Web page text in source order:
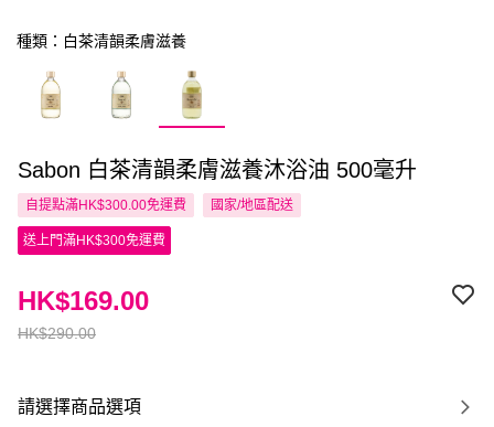
種類：白茶清韻柔膚滋養
Sabon 白茶清韻柔膚滋養沐浴油 500毫升
自提點滿HK$300.00免運費 國家/地區配送
送上門滿HK$300免運費
HK$290.00
HK$169.00
請選擇商品選項